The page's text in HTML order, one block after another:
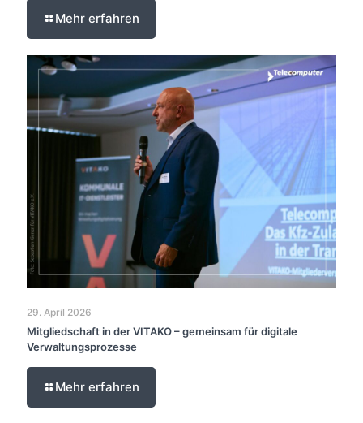
Mehr erfahren
29. April 2026
Mitgliedschaft in der VITAKO – gemeinsam für digitale
Verwaltungsprozesse
Mehr erfahren